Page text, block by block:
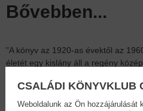
Bővebben...
"A könyv az 1920-as évektől az
életét egy kislány áll a regény
a kapaszkodókat, a Cölöpöket".
CSALÁDI KÖNYVKLUB
Weboldalunk az Ön hozzájárulását